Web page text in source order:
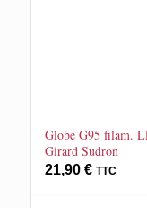
Globe G95 filam.
Girard Sudron
21,90 € TTC